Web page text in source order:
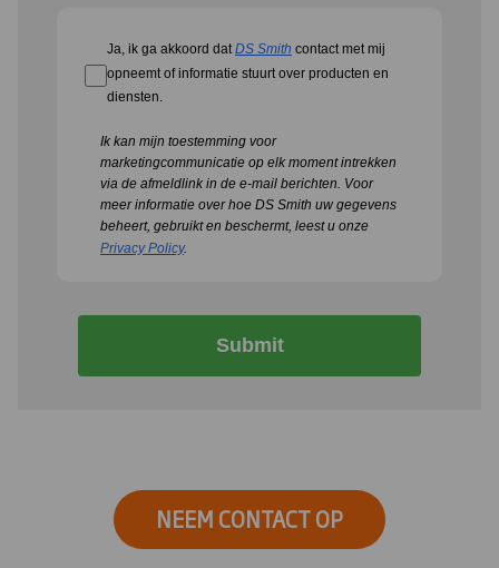
Ja, ik ga akkoord dat DS Smith contact met mij
opneemt of informatie stuurt over producten en
diensten.
Ik kan mijn toestemming voor
marketingcommunicatie op elk moment intrekken
via de afmeldlink in de e-mail berichten. Voor
meer informatie over hoe DS Smith uw gegevens
beheert, gebruikt en beschermt, leest u onze
Privacy Policy.
Submit
NEEM CONTACT OP